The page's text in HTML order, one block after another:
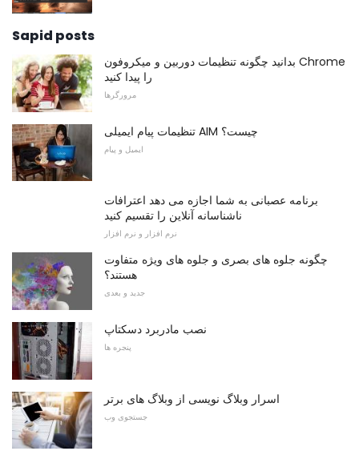
Sapid posts
بدانید چگونه تنظیمات دوربین و میکروفون Chrome
را پیدا کنید
مرورگرها
تنظیمات پیام ایمیلی AIM چیست؟
ایمیل و پیام
برنامه عصبانی به شما اجازه می دهد اعترافات
ناشناسانه آنلاین را تقسیم کنید
نرم افزار و نرم افزار
چگونه جلوه های بصری و جلوه های ویژه متفاوت
هستند؟
جدید و بعدی
نصب مادربرد دسکتاپ
پنجره ها
اسرار وبلاگ نویسی از وبلاگ های برتر
جستجوی وب